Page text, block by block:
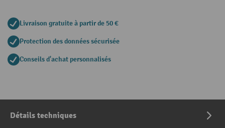
Livraison gratuite à partir de 50 €
Protection des données sécurisée
Conseils d'achat personnalisés
Détails techniques